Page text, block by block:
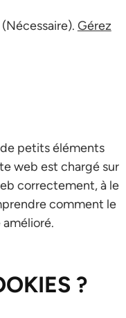
Gérez
petits éléments
web est chargé sur
correctement, à le
comment le
?